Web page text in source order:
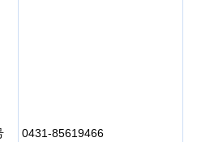
0431-85619466